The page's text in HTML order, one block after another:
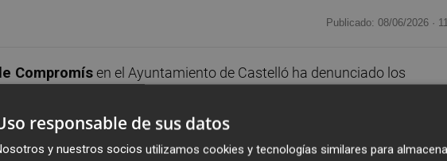
Publicado: 08/06/2026 ·
Compromís en el Ayuntamiento de Castelló ha denunciado los
al alquiler anunciadas por el gobierno de
tenga como criterio principal la situación económica de las
responsable de sus datos
y nuestros socios utilizamos cookies y tecnologías similares para